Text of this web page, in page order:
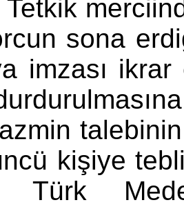
sona
imzası
kişiye
Türk